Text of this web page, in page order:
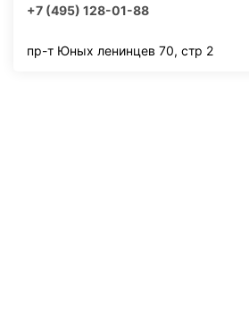
+7 (495) 128-01-88
пр-т Юных ленинцев 70, стр 2